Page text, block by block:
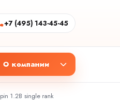
+7 (495) 143-45-45
О компании
1.2В single rank